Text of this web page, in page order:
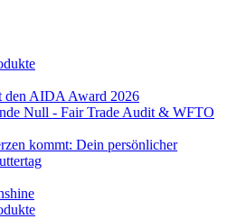
den AIDA Award 2026
Null - Fair Trade Audit & WFTO
kommt: Dein persönlicher